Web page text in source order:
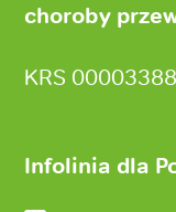
choroby
KRS
Infolinia dla